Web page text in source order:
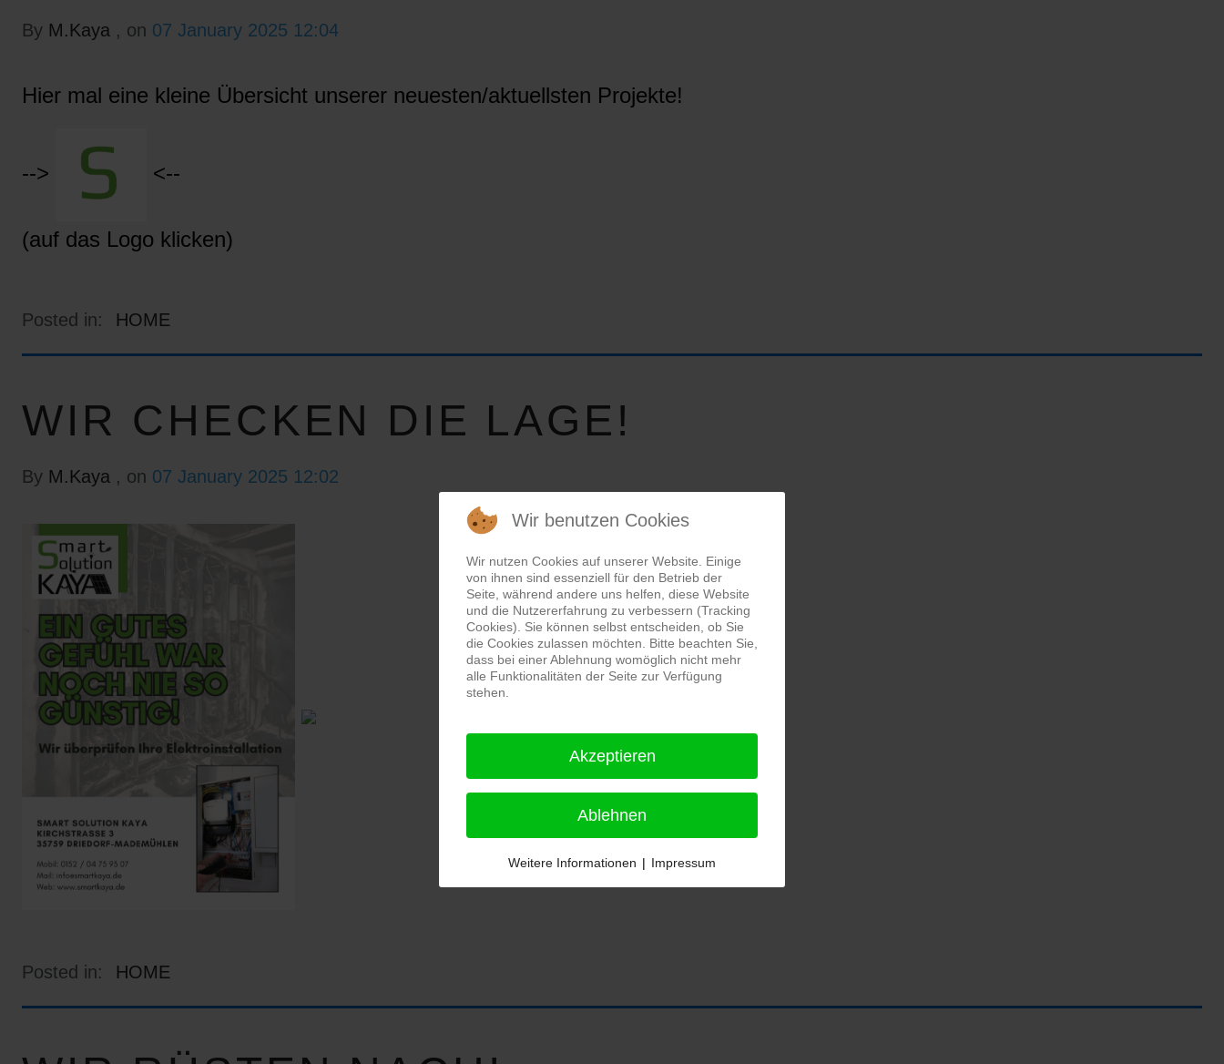
By M.Kaya , on 07 January 2025 12:04
Hier mal eine kleine Übersicht unserer neuesten/aktuellsten Projekte!
--> <--
(auf das Logo klicken)
Posted in: HOME
WIR CHECKEN DIE LAGE!
By M.Kaya , on 07 January 2025 12:02
Posted in: HOME
Wir benutzen Cookies
Wir nutzen Cookies auf unserer Website. Einige
von ihnen sind essenziell für den Betrieb der
Seite, während andere uns helfen, diese Website
und die Nutzererfahrung zu verbessern (Tracking
Cookies). Sie können selbst entscheiden, ob Sie
die Cookies zulassen möchten. Bitte beachten Sie,
dass bei einer Ablehnung womöglich nicht mehr
alle Funktionalitäten der Seite zur Verfügung
stehen.
Akzeptieren
Ablehnen
Weitere Informationen | Impressum